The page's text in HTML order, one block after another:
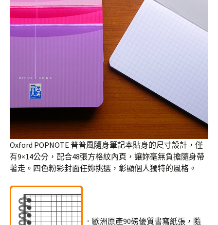
Oxford POPNOTE 普普風隨身筆記本貼身的尺寸設計，僅
有9×14公分，配合48張方格紋內頁，讓妳毫無負擔隨身帶
著走。四色粉彩封面任妳挑選，彰顯個人獨特的風格。
．歐洲原產90磅優質書寫紙張，隨